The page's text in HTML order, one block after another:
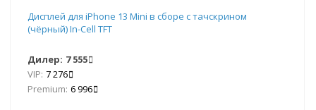
Дисплей для iPhone 13 Mini в сборе с тачскрином
(чёрный) In-Cell TFT
Дилер: 7 555
VIP: 7 276
Premium: 6 996